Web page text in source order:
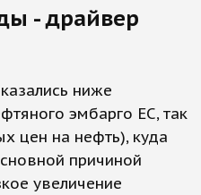
­- драйвер
ниже
эмбарго ЕС, так
цен на нефть), куда
причиной
увеличение